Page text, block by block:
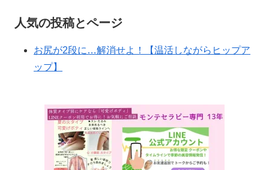
人気の投稿とページ
お尻が2段に…解消せよ！【温活しながらヒップア
ップ】